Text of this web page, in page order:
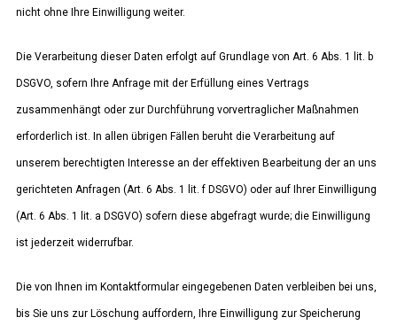
nicht ohne Ihre Einwilligung weiter.
Die Verarbeitung dieser Daten erfolgt auf Grundlage von Art. 6 Abs. 1 lit. b
DSGVO, sofern Ihre Anfrage mit der Erfüllung eines Vertrags
zusammenhängt oder zur Durchführung vorvertraglicher Maßnahmen
erforderlich ist. In allen übrigen Fällen beruht die Verarbeitung auf
unserem berechtigten Interesse an der effektiven Bearbeitung der an uns
gerichteten Anfragen (Art. 6 Abs. 1 lit. f DSGVO) oder auf Ihrer Einwilligung
(Art. 6 Abs. 1 lit. a DSGVO) sofern diese abgefragt wurde; die Einwilligung
ist jederzeit widerrufbar.
Die von Ihnen im Kontaktformular eingegebenen Daten verbleiben bei uns,
bis Sie uns zur Löschung auffordern, Ihre Einwilligung zur Speicherung